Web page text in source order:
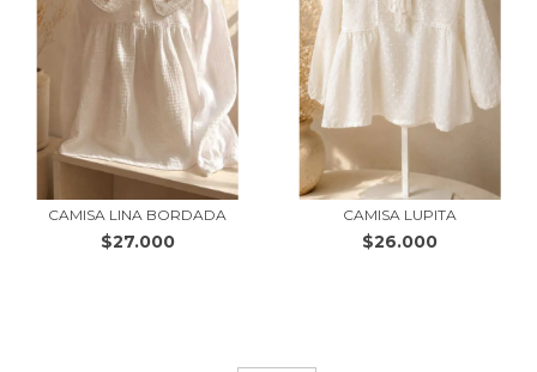
CAMISA LINA BORDADA
$27.000
CAMISA LUPITA
$26.000